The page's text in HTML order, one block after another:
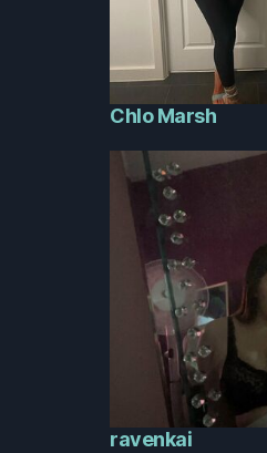
Chlo Marsh
ravenkai